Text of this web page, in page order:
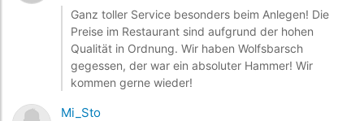
Ganz toller Service besonders beim Anlegen! Die
Preise im Restaurant sind aufgrund der hohen
Qualität in Ordnung. Wir haben Wolfsbarsch
gegessen, der war ein absoluter Hammer! Wir
kommen gerne wieder!
Mi_Sto